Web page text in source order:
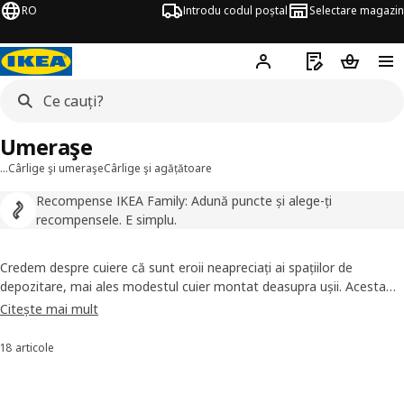
RO Introdu codul poștal Selectare magazin
Hej! Autentifică-te
Listă deCoșul de
…Cârlige şi umeraşeCârlige şi agățătoare
Recompense IKEA Family: Adună puncte și alege-ți
recompensele. E simplu.
Umeraşe
Credem despre cuiere că sunt eroii neapreciați ai spațiilor de
depozitare, mai ales modestul cuier montat deasupra ușii. Acesta
exploatează un spațiu deseori nefolosit, menținând accesibilitatea
ușă, cuiere obișnuite, cuiere pentru pantaloni sau dintre cele
Citește mai mult
Sortează și filtrează
18 articole